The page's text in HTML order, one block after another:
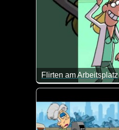
Flirten am Arbeitsplatz
Im Labor sollte man